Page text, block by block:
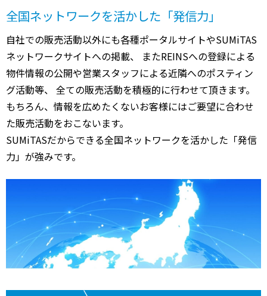
全国ネットワークを活かした「発信力」
自社での販売活動以外にも各種ポータルサイトやSUMiTAS
ネットワークサイトへの掲載、 またREINSへの登録による
物件情報の公開や営業スタッフによる近隣へのポスティン
グ活動等、 全ての販売活動を積極的に行わせて頂きます。
もちろん、情報を広めたくないお客様にはご要望に合わせ
た販売活動をおこないます。
SUMiTASだからできる全国ネットワークを活かした「発信
力」が強みです。